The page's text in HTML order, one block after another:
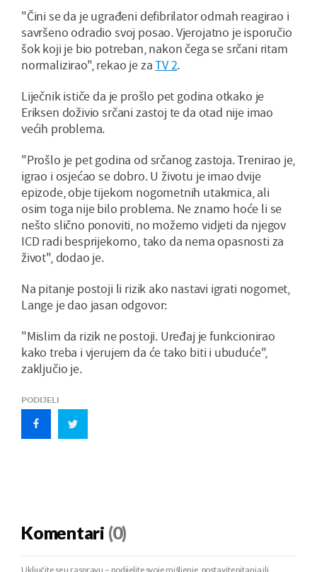
"Čini se da je ugrađeni defibrilator odmah reagirao i
savršeno odradio svoj posao. Vjerojatno je isporučio
šok koji je bio potreban, nakon čega se srčani ritam
normalizirao", rekao je zaTV 2.
Liječnik ističe da je prošlo pet godina otkako je
Eriksen doživio srčani zastoj te da otad nije imao
većih problema.
"Prošlo je pet godina od srčanog zastoja. Trenirao je,
igrao i osjećao se dobro. U životu je imao dvije
epizode, obje tijekom nogometnih utakmica, ali
osim toga nije bilo problema. Ne znamo hoće li se
nešto slično ponoviti, no možemo vidjeti da njegov
ICD radi besprijekorno, tako da nema opasnosti za
život", dodao je.
Na pitanje postoji li rizik ako nastavi igrati nogomet,
Lange je dao jasan odgovor:
"Mislim da rizik ne postoji. Uređaj je funkcionirao
kako treba i vjerujem da će tako biti i ubuduće",
zaključio je.
PODIJELI
Komentari (0)